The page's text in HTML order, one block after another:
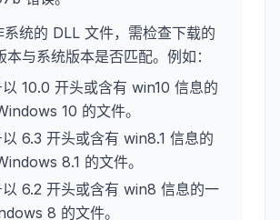
系统的 DLL 文件，需检查下载的
本与系统版本是否匹配。例如：
10.0 开头或含有 win10 信息的
10 的文件。
6.3 开头或含有 win8.1 信息的
8.1 的文件。
以 6.2 开头或含有 win8 信息的一
8 的文件。